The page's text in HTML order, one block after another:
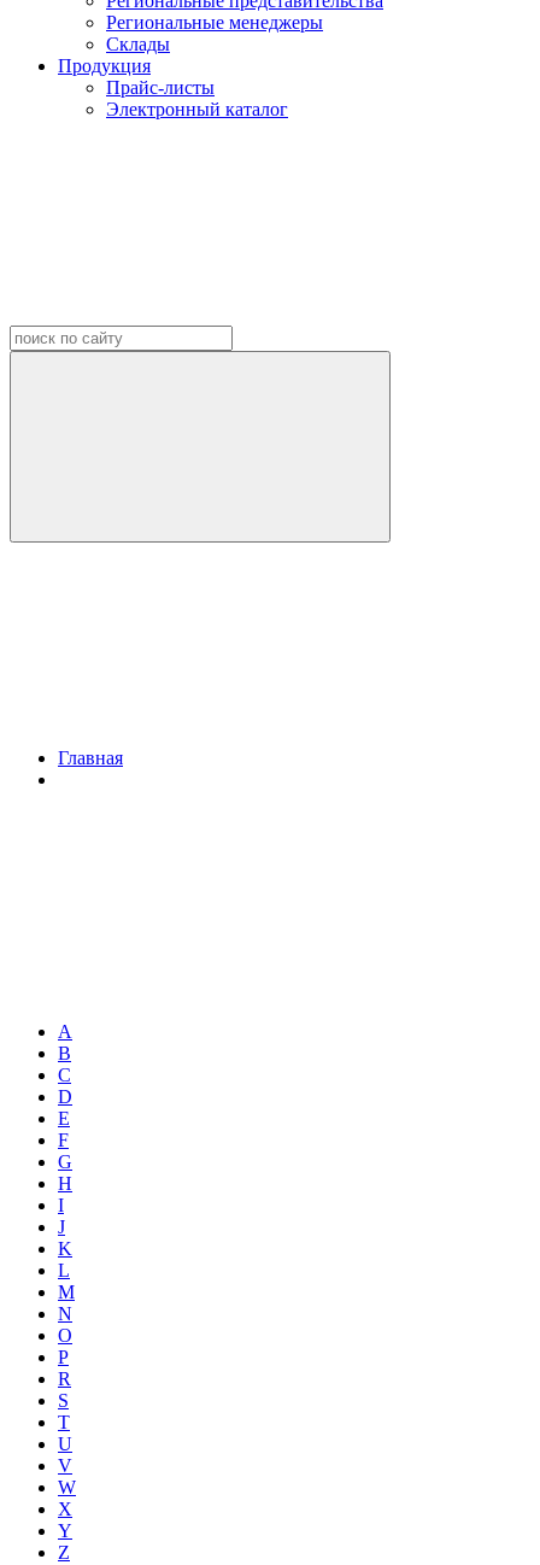
Региональные менеджеры
Склады
Продукция
Прайс-листы
Электронный каталог
Главная
A
B
C
D
E
F
G
H
I
J
K
L
M
N
O
P
R
S
T
U
V
W
X
Y
Z